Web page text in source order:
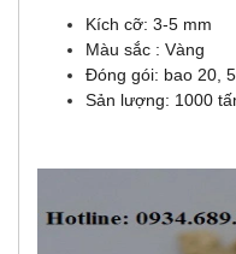
Kích cỡ: 3-5 mm
Màu sắc : Vàng
Đóng gói: bao 20,
Sản lượng: 1000